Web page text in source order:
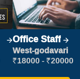
Office Staff
West-godavari
₹18000 - ₹20000